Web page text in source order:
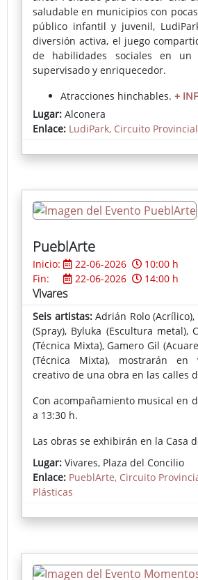
saludable en municipios con
público infantil y juvenil,
diversión activa, el juego
de habilidades sociales en un
supervisado y enriquecedor.
Atracciones hinchables. +
Inscripciones:En el
en el parque el día del evento.
Lugar: Alconera
Enlace: LudiPark, Circuito
PueblArte
Inicio: 22-06-2026
10:00 h
Fin:
22-06-2026 14:00 h
Vivares
Seis artistas:Adrián Rolo (Acrílico),
(Spray), Byluka (Escultura metal),
(Técnica Mixta), Gamero Gil
(Técnica Mixta), mostrarán
creativo de una obra en las calles
Con acompañamiento musical en
a 13:30 h.
Las obras se exhibirán en la Casa
Lugar: Vivares, Plaza del Concilio
Enlace: PueblArte, Circuito
Plásticas